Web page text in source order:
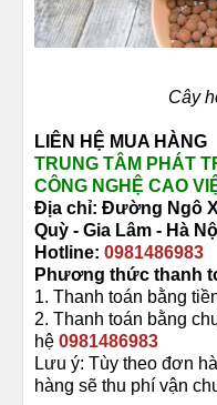
Cây
LIÊN HỆ MUA HÀNG
TRUNG TÂM PHÁT
CÔNG NGHỆ CAO
Địa chỉ: Đường Ngô
Quỳ - Gia Lâm - Hà
Hotline: 0981486983
Phương thức thanh
1. Thanh toán bằng
2. Thanh toán bằng
hệ 0981486983
Lưu ý: Tùy theo đơn
hàng sẽ thu phí vận